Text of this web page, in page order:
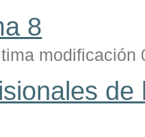
8
modificación